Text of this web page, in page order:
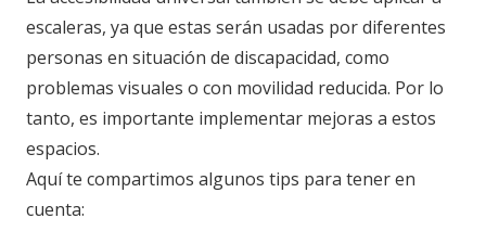
escaleras, ya que estas serán usadas por diferentes
personas en situación de discapacidad, como
problemas visuales o con movilidad reducida. Por lo
tanto, es importante implementar mejoras a estos
espacios.
Aquí te compartimos algunos tips para tener en
cuenta: